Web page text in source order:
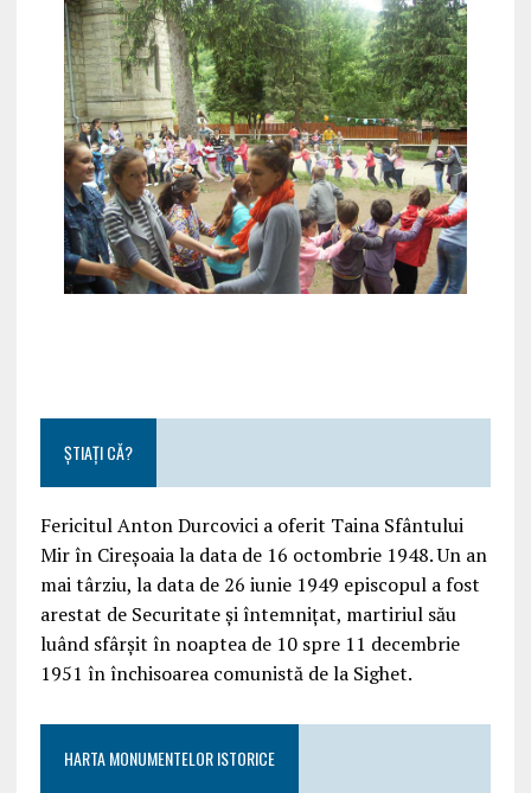
ȘTIAȚI CĂ?
Fericitul Anton Durcovici a oferit Taina Sfântului
Mir în Cireșoaia la data de 16 octombrie 1948. Un an
mai târziu, la data de 26 iunie 1949 episcopul a fost
arestat de Securitate și întemnițat, martiriul său
luând sfârșit în noaptea de 10 spre 11 decembrie
1951 în închisoarea comunistă de la Sighet.
HARTA MONUMENTELOR ISTORICE